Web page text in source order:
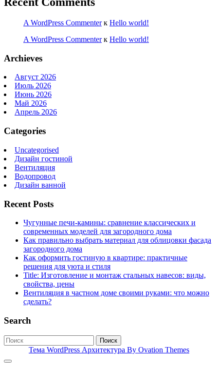
A WordPress Commenterк Hello world!
A WordPress Commenterк Hello world!
Archieves
Август 2026
Июль 2026
Июнь 2026
Май 2026
Апрель 2026
Categories
Uncategorised
Дизайн гостиной
Вентиляция
Водопровод
Дизайн ванной
Recent Posts
Чугунные печи-камины: сравнение классических и
современных моделей для загородного дома
Как правильно выбрать материал для облицовки фасада
загородного дома
Как оформить гостиную в квартире: практичные
решения для уюта и стиля
Title: Изготовление и монтаж стальных навесов: виды,
свойства, цены
Вентиляция в частном доме своими руками: что можно
сделать?
Search
Поиск
Тема WordPress Архитектура By Ovation Themes